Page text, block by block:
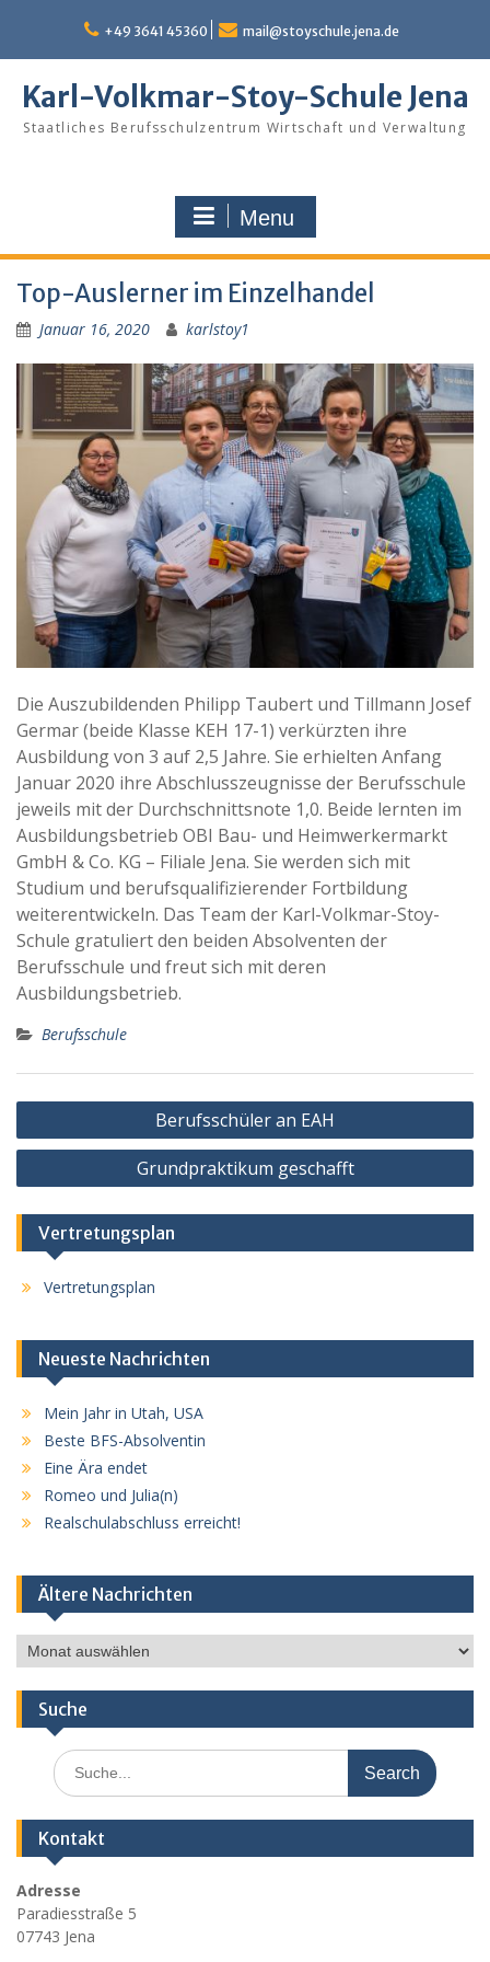
content
+49 3641 45360 mail@stoyschule.jena.de
Karl-Volkmar-Stoy-Schule Jena
Staatliches Berufsschulzentrum Wirtschaft und Verwaltung
Menu
Top-Auslerner im Einzelhandel
Januar 16, 2020 karlstoy1
Die Auszubildenden Philipp Taubert und Tillmann Josef
Germar (beide Klasse KEH 17-1) verkürzten ihre
Ausbildung von 3 auf 2,5 Jahre. Sie erhielten Anfang
Januar 2020 ihre Abschlusszeugnisse der Berufsschule
jeweils mit der Durchschnittsnote 1,0. Beide lernten im
Ausbildungsbetrieb OBI Bau- und Heimwerkermarkt
GmbH & Co. KG – Filiale Jena. Sie werden sich mit
Studium und berufsqualifizierender Fortbildung
weiterentwickeln. Das Team der Karl-Volkmar-Stoy-
Schule gratuliert den beiden Absolventen der
Berufsschule und freut sich mit deren
Ausbildungsbetrieb.
Berufsschule
Beitragsnavigation
Berufsschüler an EAH
Grundpraktikum geschafft
Vertretungsplan
Vertretungsplan
Neueste Nachrichten
Mein Jahr in Utah, USA
Beste BFS-Absolventin
Eine Ära endet
Romeo und Julia(n)
Realschulabschluss erreicht!
Ältere Nachrichten
Ältere
Nachrichten
Suche
Search
for:
Kontakt
Adresse
Paradiesstraße 5
07743 Jena